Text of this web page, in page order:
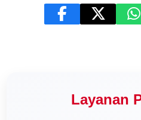
Layanan